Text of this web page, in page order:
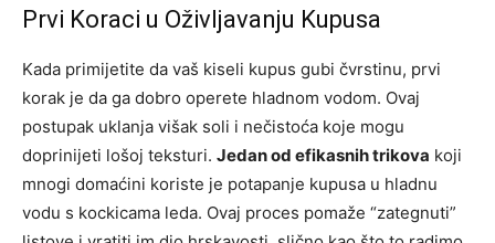
Prvi Koraci u Oživljavanju Kupusa
Kada primijetite da vaš kiseli kupus gubi čvrstinu, prvi
korak je da ga dobro operete hladnom vodom. Ovaj
postupak uklanja višak soli i nečistoća koje mogu
doprinijeti lošoj teksturi. Jedan od efikasnih trikova koji
mnogi domaćini koriste je potapanje kupusa u hladnu
vodu s kockicama leda. Ovaj proces pomaže “zategnuti”